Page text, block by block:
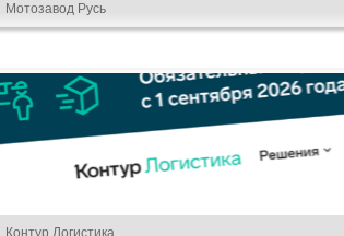
Мотозавод Русь
Контур.Логистика